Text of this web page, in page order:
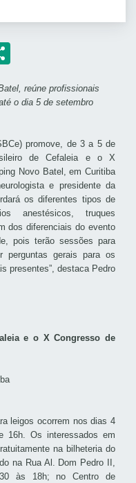
reúne profissionais
o dia 5 de setembro
promove, de 3 a 5 de
de Cefaleia e o X
Novo Batel, em Curitiba
e presidente da
os diferentes tipos de
anestésicos, truques
dos diferenciais do evento
pois terão sessões para
perguntas gerais para os
presentes”, destaca Pedro
e o X Congresso de
leigos ocorrem nos dias 4
16h. Os interessados em
na bilheteria do
na Rua Al. Dom Pedro II,
às 18h; no Centro de